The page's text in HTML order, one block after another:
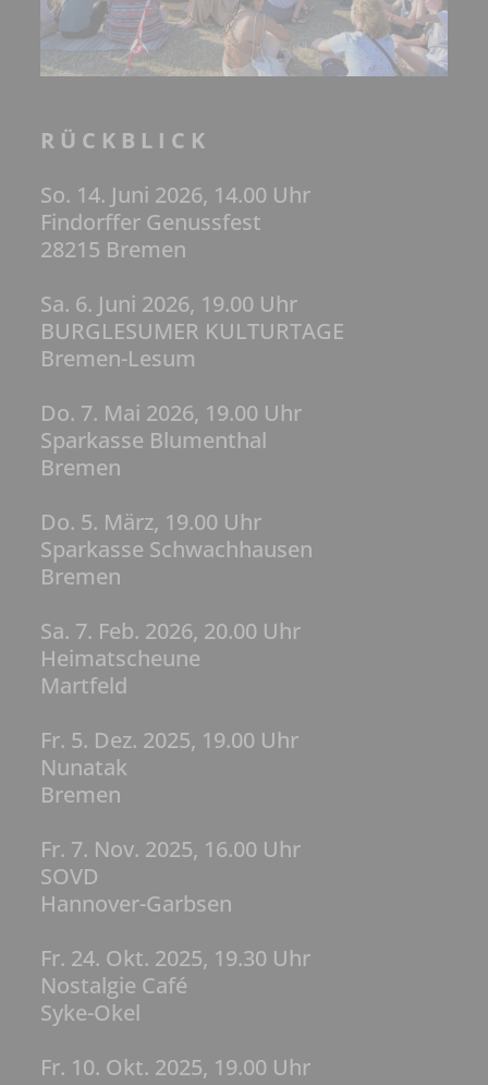
R Ü C K B L I C K
So. 14. Juni 2026, 14.00 Uhr
Findorffer Genussfest
28215 Bremen
Sa. 6. Juni 2026, 19.00 Uhr
BURGLESUMER KULTURTAGE
Bremen-Lesum
Do. 7. Mai 2026, 19.00 Uhr
Sparkasse Blumenthal
Bremen
Do. 5. März, 19.00 Uhr
Sparkasse Schwachhausen
Bremen
Sa. 7. Feb. 2026, 20.00 Uhr
Heimatscheune
Martfeld
Fr. 5. Dez. 2025, 19.00 Uhr
Nunatak
Bremen
Fr. 7. Nov. 2025, 16.00 Uhr
SOVD
Hannover-Garbsen
Fr. 24. Okt. 2025, 19.30 Uhr
Nostalgie Café
Syke-Okel
Fr. 10. Okt. 2025, 19.00 Uhr